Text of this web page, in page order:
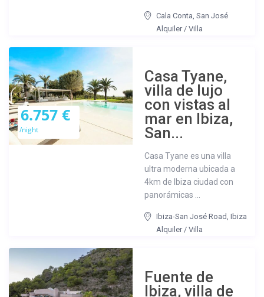
Cala Conta,San José
Alquiler/Villa
6.757 €
/night
Casa Tyane,
villa de lujo
con vistas al
mar en Ibiza,
San...
Casa Tyane es una villa
ultra moderna ubicada a
4km de Ibiza ciudad con
panorámicas ...
Ibiza-San José Road,Ibiza
Alquiler/Villa
Fuente de
Ibiza, villa de